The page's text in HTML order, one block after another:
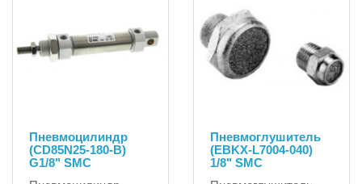
Пневмоцилиндр
(CD85N25-180-B)
G1/8" SMC
Пневмоглушитель
(EBKX-L7004-040)
1/8" SMC